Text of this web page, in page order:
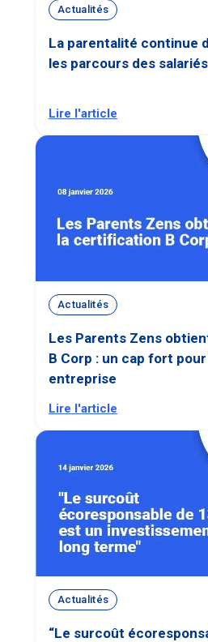
Actualités
La parentalité continue
les parcours des salariés
Lire l'article
Actualités
Les Parents Zens
B Corp : un cap fort
entreprise
Lire l'article
Actualités
“Le surcoût